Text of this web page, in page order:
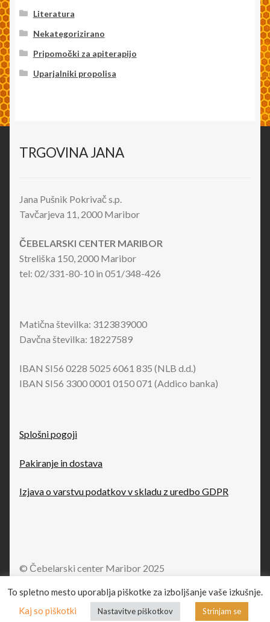
Literatura
Nekategorizirano
Pripomočki za apiterapijo
Uparjalniki propolisa
TRGOVINA JANA
Jana Pušnik Pokrivač s.p.
Tavčarjeva 11, 2000 Maribor
ČEBELARSKI CENTER MARIBOR
Streliška 150, 2000 Maribor
tel: 02/331-80-10 in 051/348-426
Matična številka: 3123839000
Davčna številka: 18227589
IBAN SI56 0228 5025 6061 835 (NLB d.d.)
IBAN SI56 3300 0001 0150 071 (Addico banka)
Splošni pogoji
Pakiranje in dostava
Izjava o varstvu podatkov v skladu z uredbo GDPR
© Čebelarski center Maribor 2025
Iskanje
0
To spletno mesto uporablja piškotke za izboljšanje vaše izkušnje.
Kaj so piškotki
Nastavitve piškotkov Strinjam se